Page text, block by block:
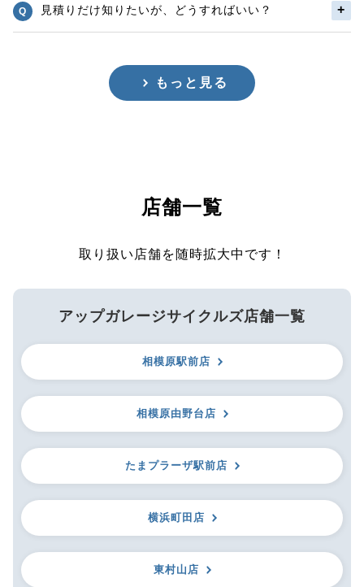
見積りだけ知りたいが、どうすればいい？
もっと見る
店舗一覧
取り扱い店舗を随時拡大中です！
アップガレージサイクルズ店舗一覧
相模原駅前店
相模原由野台店
たまプラーザ駅前店
横浜町田店
東村山店